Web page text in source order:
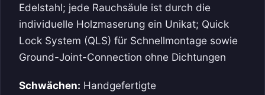
Edelstahl; jede Rauchsäule ist durch die
individuelle Holzmaserung ein Unikat; Quick
Lock System (QLS) für Schnellmontage sowie
Ground-Joint-Connection ohne Dichtungen
Schwächen: Handgefertigte